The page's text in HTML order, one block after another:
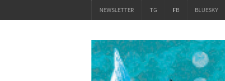
NEWSLETTER TG FB BLUESKY